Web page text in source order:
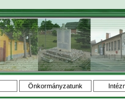
Önkormányzatunk